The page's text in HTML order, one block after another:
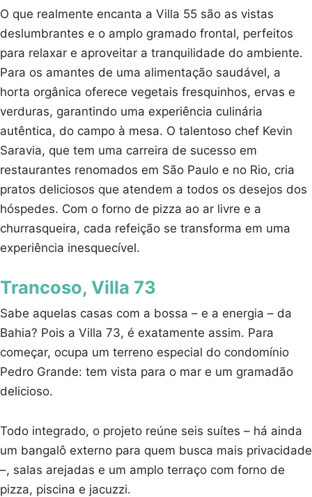
O que realmente encanta a Villa 55 são as vistas
deslumbrantes e o amplo gramado frontal, perfeitos
para relaxar e aproveitar a tranquilidade do ambiente.
Para os amantes de uma alimentação saudável, a
horta orgânica oferece vegetais fresquinhos, ervas e
verduras, garantindo uma experiência culinária
autêntica, do campo à mesa. O talentoso chef Kevin
Saravia, que tem uma carreira de sucesso em
restaurantes renomados em São Paulo e no Rio, cria
pratos deliciosos que atendem a todos os desejos dos
hóspedes. Com o forno de pizza ao ar livre e a
churrasqueira, cada refeição se transforma em uma
experiência inesquecível.
Trancoso, Villa 73
Sabe aquelas casas com a bossa – e a energia – da
Bahia? Pois a Villa 73, é exatamente assim. Para
começar, ocupa um terreno especial do condomínio
Pedro Grande: tem vista para o mar e um gramadão
delicioso.
Todo integrado, o projeto reúne seis suítes – há ainda
um bangalô externo para quem busca mais privacidade
–, salas arejadas e um amplo terraço com forno de
pizza, piscina e jacuzzi.